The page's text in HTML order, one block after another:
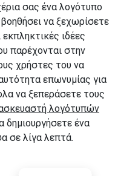
σας ένα λογότυπο
να ξεχωρίσετε
ιδέες
παρέχονται στην
χρήστες του να
επωνυμίας για
να ξεπεράσετε τους
λογότυπών
δημιουργήσετε ένα
σε λίγα λεπτά.